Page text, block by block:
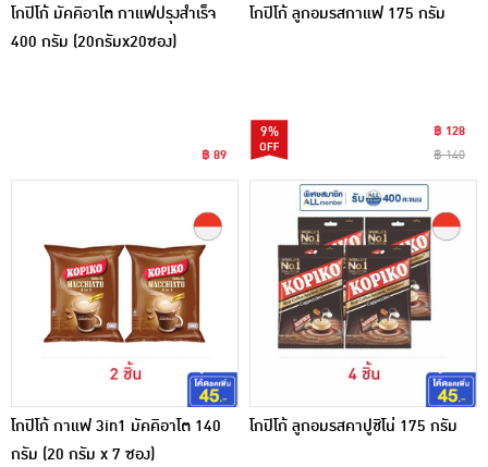
โกปิโก้ มัคคิอาโต กาแฟปรุงสำเร็จ
400 กรัม (20กรัมx20ซอง)
฿ 89
โกปิโก้ ลูกอมรสกาแฟ 175 กรัม
9%
฿ 128
฿ 140
โกปิโก้ กาแฟ 3in1 มัคคิอาโต 140
กรัม (20 กรัม x 7 ซอง)
โกปิโก้ ลูกอมรสคาปูชิโน่ 175 กรัม